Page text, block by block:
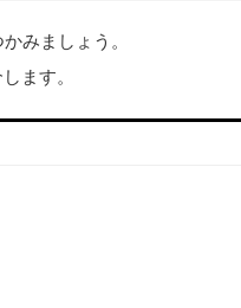
みましょう。
ます。